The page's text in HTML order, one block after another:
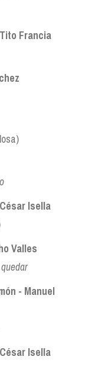
Francia
Isella
Valles
- Manuel
Isella